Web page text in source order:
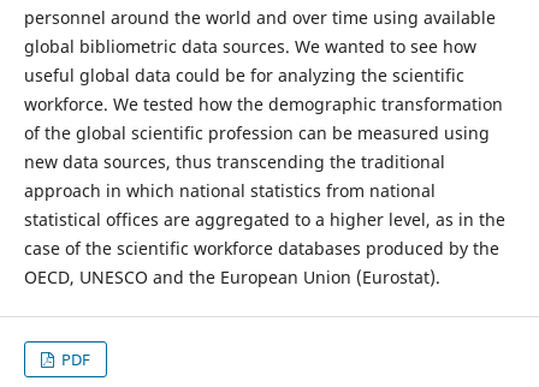
personnel around the world and over time using available
global bibliometric data sources. We wanted to see how
useful global data could be for analyzing the scientific
workforce. We tested how the demographic transformation
of the global scientific profession can be measured using
new data sources, thus transcending the traditional
approach in which national statistics from national
statistical offices are aggregated to a higher level, as in the
case of the scientific workforce databases produced by the
OECD, UNESCO and the European Union (Eurostat).
PDF